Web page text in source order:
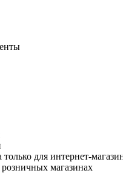
только для интернет-
розничных магазинах